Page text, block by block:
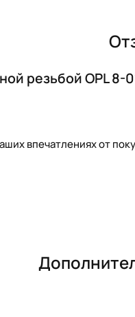
резьбой OPL
впечатлениях от